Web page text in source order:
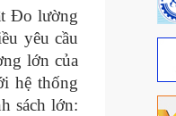
Đo lường
yêu cầu
lớn của
hệ thống
sách lớn: